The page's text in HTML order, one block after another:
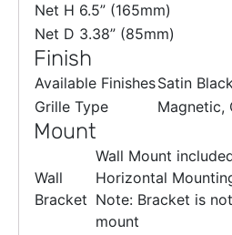
Net H 6.5” (165mm)
Net D 3.38” (85mm)
Finish
Available FinishesSatin
Grille Type
Magnetic,
Mount
Wall
Bracket
Wall Mount
Horizontal
Note: Bracket is
mount